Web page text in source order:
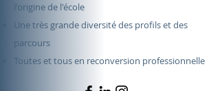
l'origine de l'école
Une très grande diversité des profils et des
parcours
Toutes et tous en reconversion professionnelle